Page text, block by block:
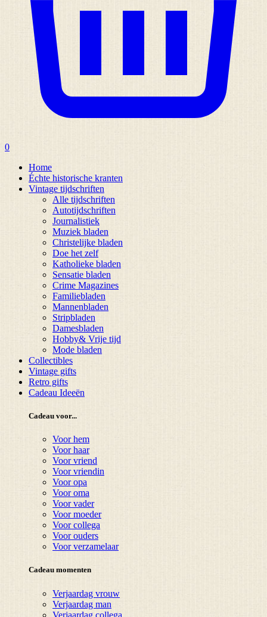
0
Home
Échte historische kranten
Vintage tijdschriften
Alle tijdschriften
Autotijdschriften
Journalistiek
Muziek bladen
Christelijke bladen
Doe het zelf
Katholieke bladen
Sensatie bladen
Crime Magazines
Familiebladen
Mannenbladen
Stripbladen
Damesbladen
Hobby& Vrije tijd
Mode bladen
Collectibles
Vintage gifts
Retro gifts
Cadeau Ideeën
Cadeau voor...
Voor hem
Voor haar
Voor vriend
Voor vriendin
Voor opa
Voor oma
Voor vader
Voor moeder
Voor collega
Voor ouders
Voor verzamelaar
Cadeau momenten
Verjaardag vrouw
Verjaardag man
Verjaardag collega